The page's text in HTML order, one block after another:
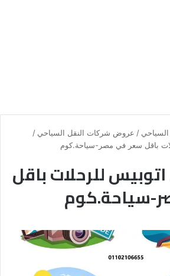
/ عروض شركات النقل السياحي /
باقل سعر في مصر-سياحة.كوم
اتوبيس للرحلات باقل
سياحة.كوم